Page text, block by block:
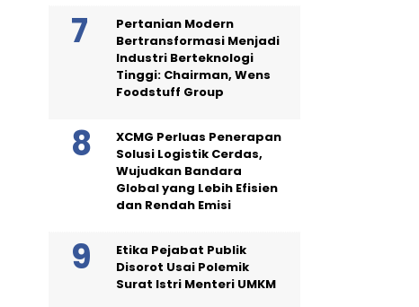
Pertanian Modern
Bertransformasi Menjadi
Industri Berteknologi
Tinggi: Chairman, Wens
Foodstuff Group
XCMG Perluas Penerapan
Solusi Logistik Cerdas,
Wujudkan Bandara
Global yang Lebih Efisien
dan Rendah Emisi
Etika Pejabat Publik
Disorot Usai Polemik
Surat Istri Menteri UMKM